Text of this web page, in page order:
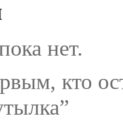
нет.
кто